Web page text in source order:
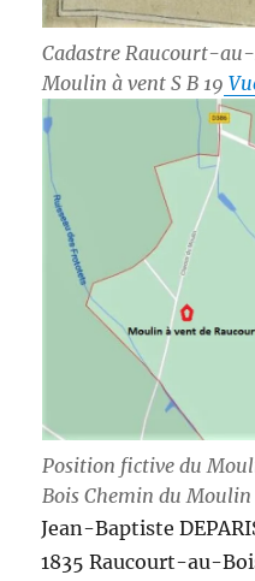
Cadastre Raucourt-au-
Moulin à vent S B 19
Position fictive du
Bois Chemin du
Jean-Baptiste
1835 Raucourt-au-